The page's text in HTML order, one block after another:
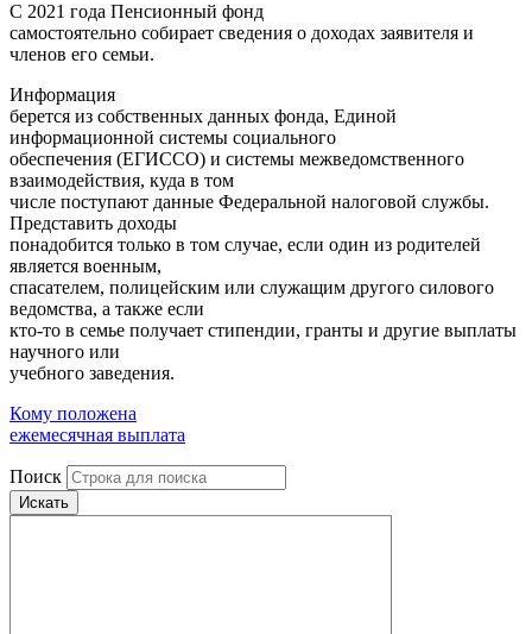
С 2021 года Пенсионный фонд
самостоятельно собирает сведения о доходах заявителя и
членов его семьи.
Информация
берется из собственных данных фонда, Единой
информационной системы социального
обеспечения (ЕГИССО) и системы межведомственного
взаимодействия, куда в том
числе поступают данные Федеральной налоговой службы.
Представить доходы
понадобится только в том случае, если один из родителей
является военным,
спасателем, полицейским или служащим другого силового
ведомства, а также если
кто-то в семье получает стипендии, гранты и другие выплаты
научного или
учебного заведения.
Кому положена
ежемесячная выплата
Поиск
Искать